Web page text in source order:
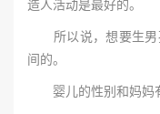
造人活动是最好的。
所以说，想要生男
间的。
婴儿的性别和妈妈